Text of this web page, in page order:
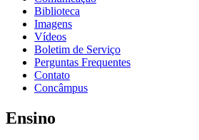
Biblioteca
Imagens
Vídeos
Boletim de Serviço
Perguntas Frequentes
Contato
Concâmpus
Ensino